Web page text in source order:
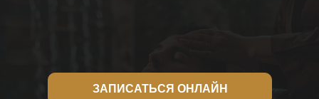
ЗАПИСАТЬСЯ ОНЛАЙН